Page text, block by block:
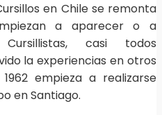
en Chile se remonta
a aparecer o a
casi todos
la experiencias en otros
empieza a realizarse
en Santiago.